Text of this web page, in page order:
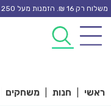
Skip
content
משלוח רק 16 ₪. הזמנות מעל 250 ₪ משלוח נק’ איסוף חינם
ראשי חנות משחקים